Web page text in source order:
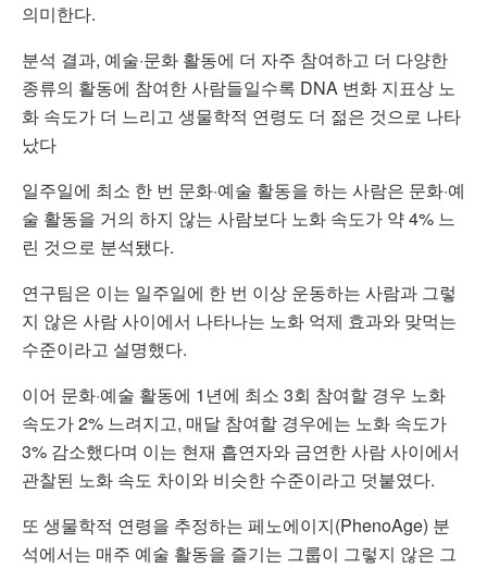
의미한다.
분석 결과, 예술·문화 활동에 더 자주 참여하고 더 다양한
종류의 활동에 참여한 사람들일수록 DNA 변화 지표상 노
화 속도가 더 느리고 생물학적 연령도 더 젊은 것으로 나타
났다
일주일에 최소 한 번 문화·예술 활동을 하는 사람은 문화·예
술 활동을 거의 하지 않는 사람보다 노화 속도가 약 4% 느
린 것으로 분석됐다.
연구팀은 이는 일주일에 한 번 이상 운동하는 사람과 그렇
지 않은 사람 사이에서 나타나는 노화 억제 효과와 맞먹는
수준이라고 설명했다.
이어 문화·예술 활동에 1년에 최소 3회 참여할 경우 노화
속도가 2% 느려지고, 매달 참여할 경우에는 노화 속도가
3% 감소했다며 이는 현재 흡연자와 금연한 사람 사이에서
관찰된 노화 속도 차이와 비슷한 수준이라고 덧붙였다.
또 생물학적 연령을 추정하는 페노에이지(PhenoAge) 분
석에서는 매주 예술 활동을 즐기는 그룹이 그렇지 않은 그